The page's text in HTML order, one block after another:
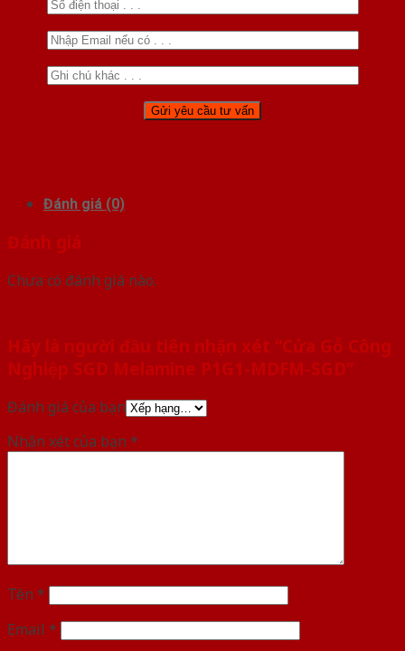
Đánh giá (0)
Đánh giá
Chưa có đánh giá nào.
Hãy là người đầu tiên nhận xét “Cửa Gỗ Công
Nghiệp SGD Melamine P1G1-MDFM-SGD”
Đánh giá của bạn
Nhận xét của bạn *
Tên *
Email *